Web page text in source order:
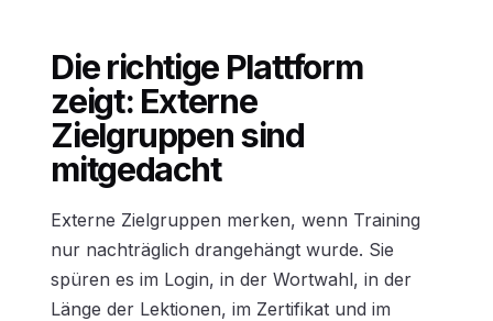
Die richtige Plattform
zeigt: Externe
Zielgruppen sind
mitgedacht
Externe Zielgruppen merken, wenn Training
nur nachträglich drangehängt wurde. Sie
spüren es im Login, in der Wortwahl, in der
Länge der Lektionen, im Zertifikat und im